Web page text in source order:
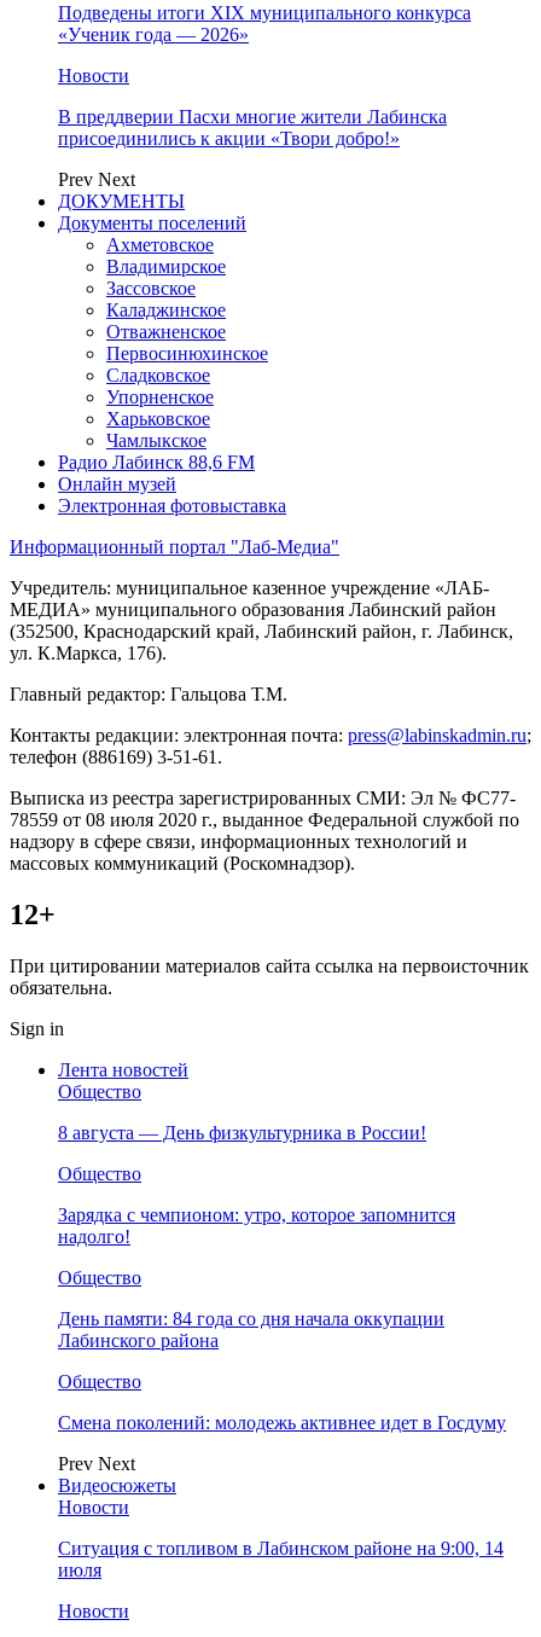
Подведены итоги XIX муниципального конкурса
«Ученик года — 2026»
Новости
В преддверии Пасхи многие жители Лабинска
присоединились к акции «Твори добро!»
Prev Next
ДОКУМЕНТЫ
Документы поселений
Ахметовское
Владимирское
Зассовское
Каладжинское
Отважненское
Первосинюхинское
Сладковское
Упорненское
Харьковское
Чамлыкское
Радио Лабинск 88,6 FM
Онлайн музей
Электронная фотовыставка
Информационный портал "Лаб-Медиа"
Учредитель: муниципальное казенное учреждение «ЛАБ-
МЕДИА» муниципального образования Лабинский район
(352500, Краснодарский край, Лабинский район, г. Лабинск,
ул. К.Маркса, 176).
Главный редактор: Гальцова Т.М.
Контакты редакции: электронная почта: press@labinskadmin.ru;
телефон (886169) 3-51-61.
Выписка из реестра зарегистрированных СМИ: Эл № ФС77-
78559 от 08 июля 2020 г., выданное Федеральной службой по
надзору в сфере связи, информационных технологий и
массовых коммуникаций (Роскомнадзор).
12+
При цитировании материалов сайта ссылка на первоисточник
обязательна.
Sign in
Лента новостей
Общество
8 августа — День физкультурника в России!
Общество
Зарядка с чемпионом: утро, которое запомнится
надолго!
Общество
День памяти: 84 года со дня начала оккупации
Лабинского района
Общество
Смена поколений: молодежь активнее идет в Госдуму
Prev Next
Видеосюжеты
Новости
Ситуация с топливом в Лабинском районе на 9:00, 14
июля
Новости